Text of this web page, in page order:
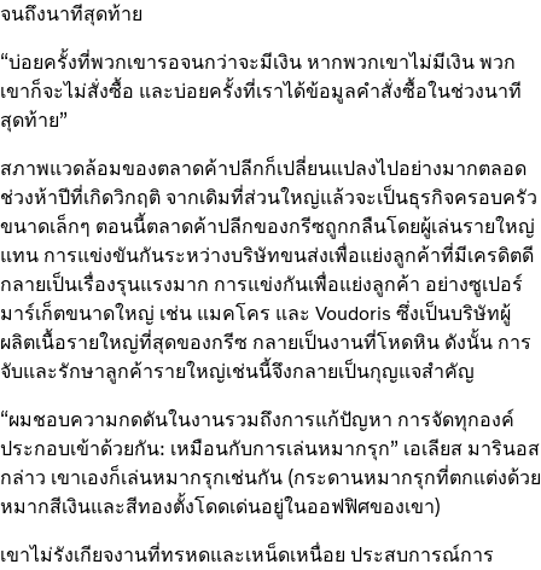
จนถึงนาทีสุดท้าย
“บ่อยครั้งที่พวกเขารอจนกว่าจะมีเงิน หากพวกเขาไม่มีเงิน พวก
เขาก็จะไม่สั่งซื้อ และบ่อยครั้งที่เราได้ข้อมูลคำสั่งซื้อในช่วงนาที
สุดท้าย”
สภาพแวดล้อมของตลาดค้าปลีกก็เปลี่ยนแปลงไปอย่างมากตลอด
ช่วงห้าปีที่เกิดวิกฤติ จากเดิมที่ส่วนใหญ่แล้วจะเป็นธุรกิจครอบครัว
ขนาดเล็กๆ ตอนนี้ตลาดค้าปลีกของกรีซถูกกลืนโดยผู้เล่นรายใหญ่
แทน การแข่งขันกันระหว่างบริษัทขนส่งเพื่อแย่งลูกค้าที่มีเครดิตดี
กลายเป็นเรื่องรุนแรงมาก การแข่งกันเพื่อแย่งลูกค้า อย่างซูเปอร์
มาร์เก็ตขนาดใหญ่ เช่น แมคโคร และ Voudoris ซึ่งเป็นบริษัทผู้
ผลิตเนื้อรายใหญ่ที่สุดของกรีซ กลายเป็นงานที่โหดหิน ดังนั้น การ
จับและรักษาลูกค้ารายใหญ่เช่นนี้จึงกลายเป็นกุญแจสำคัญ
“ผมชอบความกดดันในงานรวมถึงการแก้ปัญหา การจัดทุกองค์
ประกอบเข้าด้วยกัน: เหมือนกับการเล่นหมากรุก” เอเลียส มารินอส
กล่าว เขาเองก็เล่นหมากรุกเช่นกัน (กระดานหมากรุกที่ตกแต่งด้วย
หมากสีเงินและสีทองตั้งโดดเด่นอยู่ในออฟฟิศของเขา)
เขาไม่รังเกียจงานที่ทรหดและเหน็ดเหนื่อย ประสบการณ์การ